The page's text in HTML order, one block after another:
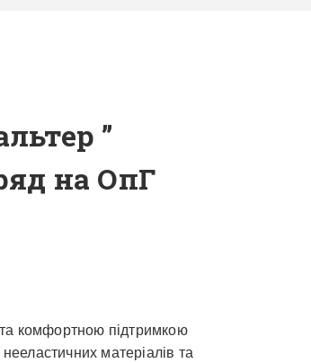
”
на ОпГ
комфортною підтримкою
матеріалів та